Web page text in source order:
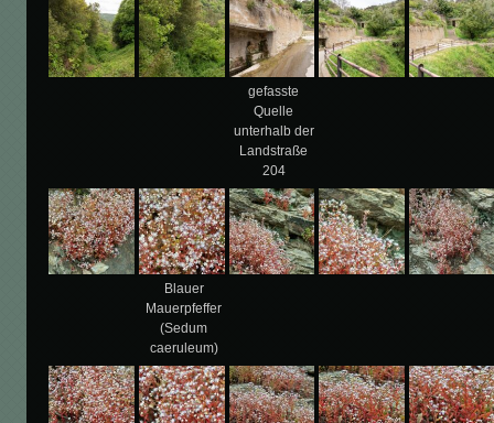
gefasste
Quelle
unterhalb der
Landstraße
204
Blauer
Mauerpfeffer
(Sedum
caeruleum)